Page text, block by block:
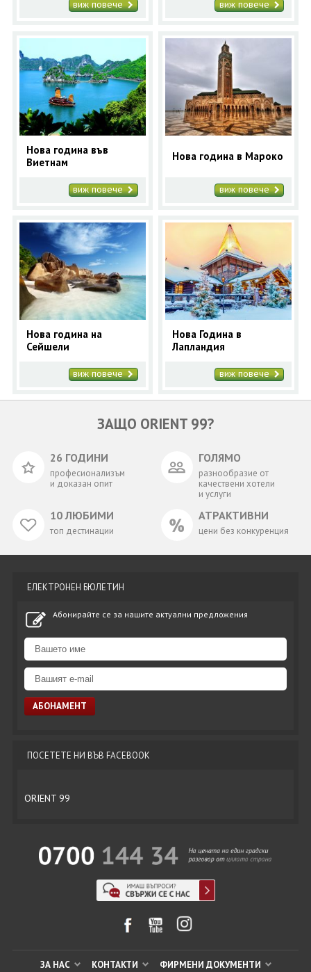
виж повече виж повече
Нова година във
Виетнам
виж повече
Нова година в Мароко
виж повече
Нова година на
Сейшели
виж повече
Нова Година в
Лапландия
виж повече
ЗАЩО ORIENT 99?
26 ГОДИНИ
професионализъм
и доказан опит
ГОЛЯМО
разнообразие от
качествени хотели
и услуги
10 ЛЮБИМИ
топ дестинации
АТРАКТИВНИ
цени без конкуренция
ЕЛЕКТРОНЕН БЮЛЕТИН
Абонирайте се за нашите актуални предложения
ПОСЕТЕТЕ НИ ВЪВ FACEBOOK
ORIENT 99
ЗА НАС КОНТАКТИ ФИРМЕНИ ДОКУМЕНТИ